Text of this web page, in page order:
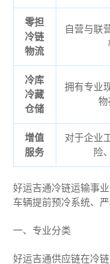
零担
冷链
物流
自营与联
冷库
冷藏
仓储
拥有专业
物
增值
服务
对于企业
险
好运吉通冷链运输事业
车辆提前预冷系统、
一、专业分类
好运吉通供应链在冷